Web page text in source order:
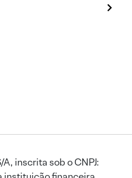
inscrita sob o CNPJ: